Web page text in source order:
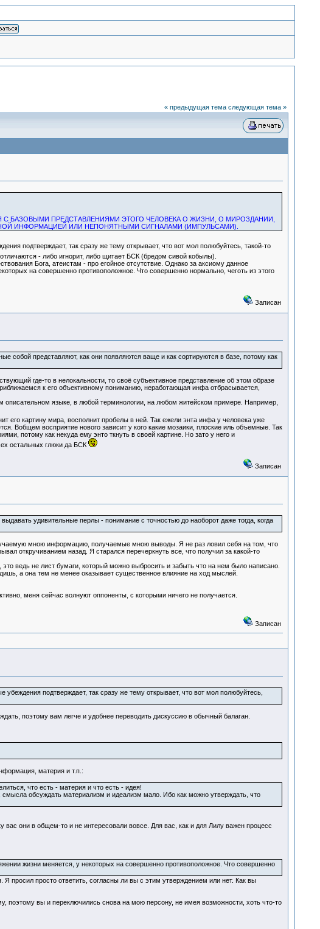
« предыдущая тема следующая тема »
БАЗОВЫМИ ПРЕДСТАВЛЕНИЯМИ ЭТОГО ЧЕЛОВЕКА О ЖИЗНИ, О МИРОЗДАНИИ,
ИНФОРМАЦИЕЙ ИЛИ НЕПОНЯТНЫМИ СИГНАЛАМИ (ИМПУЛЬСАМИ).
подтверждает, так сразу же тему открывает, что вот мол полюбуйтесь, такой-то
- либо игнорит, либо щитает БСК (бредом сивой кобылы).
Бога, атеистам - про егойное отсутствие. Однако за аксиому данное
на совершенно противоположное. Что совершенно нормально, чеготь из этого
Записан
собой представляют, как они появляются ваще и как сортируются в базе, потому как
где-то в нелокальности, то своё субъективное представление об этом образе
к его объективному пониманию, неработающая инфа отбрасывается,
описательном языке, в любой терминологии, на любом житейском примере. Например,
его картину мира, восполнит пробелы в ней. Так ежели энта инфа у человека уже
Вобщем восприятие нового зависит у кого какие мозаики, плоские иль объемные. Так
потому как некуда ему энто ткнуть в своей картине. Но зато у него и
остальных глюки да БСК
Записан
удивительные перлы - понимание с точностью до наоборот даже тогда, когда
мною информацию, получаемые мною выводы. Я не раз ловил себя на том, что
откручиванием назад. Я старался перечеркнуть все, что получил за какой-то
ведь не лист бумаги, который можно выбросить и забыть что на нем было написано.
а она тем не менее оказывает существенное влияние на ход мыслей.
меня сейчас волнуют оппоненты, с которыми ничего не получается.
Записан
подтверждает, так сразу же тему открывает, что вот мол полюбуйтесь,
поэтому вам легче и удобнее переводить дискуссию в обычный балаган.
материя и т.п.:
что есть - материя и что есть - идея!
обсуждать материализм и идеализм мало. Ибо как можно утверждать, что
они в общем-то и не интересовали вовсе. Для вас, как и для Лилу важен процесс
жизни меняется, у некоторых на совершенно противоположное. Что совершенно
просил просто ответить, согласны ли вы с этим утверждением или нет. Как вы
поэтому вы и переключились снова на мою персону, не имея возможности, хоть что-то